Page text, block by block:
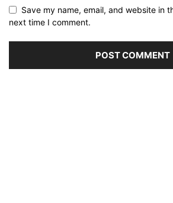
Save my name, email, and website in
next time I comment.